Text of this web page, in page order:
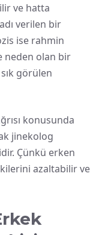
ve hatta
verilen bir
ise rahmin
neden olan bir
görülen
konusunda
jinekolog
Çünkü erken
azaltabilir ve